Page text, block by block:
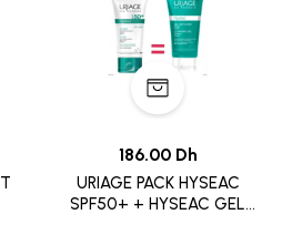
186.00 Dh
URIAGE PACK HYSEAC
SPF50+ + HYSEAC GEL